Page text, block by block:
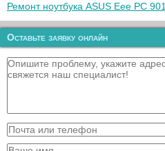
Ремонт ноутбука ASUS Eee PC 901
Оставьте заявку онлайн